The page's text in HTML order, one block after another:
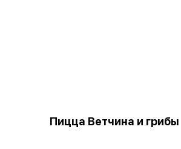
Пицца Ветчина и грибы